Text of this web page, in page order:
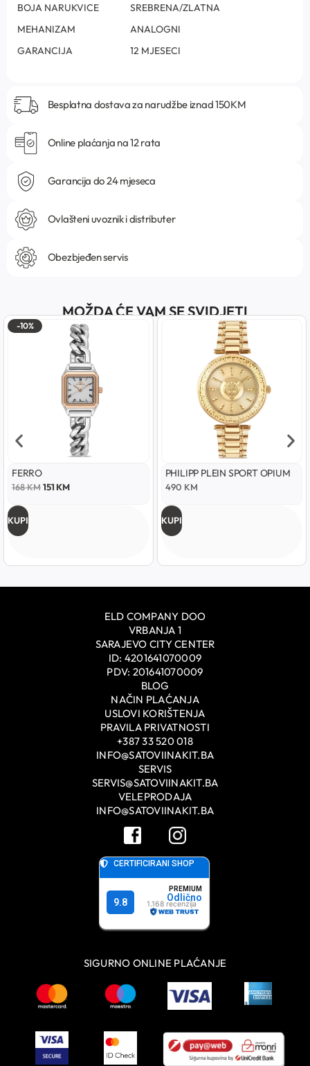
BOJA NARUKVICE
SREBRENA/ZLATNA
MEHANIZAM
ANALOGNI
GARANCIJA
12 MJESECI
Besplatna dostava za narudžbe iznad 150KM
Online plaćanja na 12 rata
Garancija do 24 mjeseca
Ovlašteni uvoznik i distributer
Obezbjeđen servis
MOŽDA ĆE VAM SE SVIDJETI
-10%
FERRO
168KM151KM
KUPI
PHILIPP PLEIN SPORT OPIUM
490 KM
KUPI
ELD COMPANY DOO
VRBANJA 1
SARAJEVO CITY CENTER
ID: 4201641070009
PDV: 201641070009
BLOG
NAČIN PLAĆANJA
USLOVI KORIŠTENJA
PRAVILA PRIVATNOSTI
+387 33 520 018
INFO@SATOVIINAKIT.BA
SERVIS
SERVIS@SATOVIINAKIT.BA
VELEPRODAJA
INFO@SATOVIINAKIT.BA
SIGURNO ONLINE PLAĆANJE